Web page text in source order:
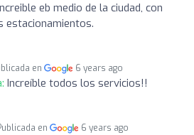
eb medio de la ciudad, con
estacionamientos.
en 6 years ago
Increíble todos los servicios!!
en 6 years ago